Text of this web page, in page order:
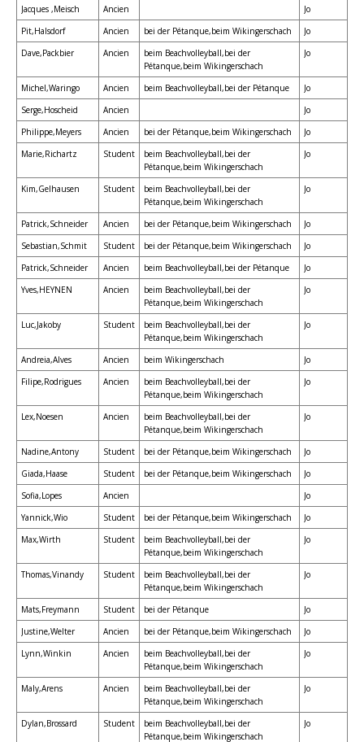
Jacques ,Meisch
Ancien
Jo
Pit,Halsdorf
Ancien bei der Pétanque,beim Wikingerschach
Jo
Dave,Packbier
Ancien
beim Beachvolleyball,bei der
Pétanque,beim Wikingerschach
Jo
Michel,Waringo Ancien beim Beachvolleyball,bei der Pétanque
Jo
Serge,Hoscheid
Ancien
Jo
Philippe,Meyers
Ancien bei der Pétanque,beim Wikingerschach
Jo
Marie,Richartz
Student
beim Beachvolleyball,bei der
Pétanque,beim Wikingerschach
Jo
Kim,Gelhausen Student
beim Beachvolleyball,bei der
Pétanque,beim Wikingerschach
Jo
Patrick,Schneider Ancien bei der Pétanque,beim Wikingerschach
Jo
Sebastian,Schmit
Student bei der Pétanque,beim Wikingerschach
Jo
Patrick,Schneider
Ancien beim Beachvolleyball,bei der Pétanque
Jo
Yves,HEYNEN
Ancien
beim Beachvolleyball,bei der
Pétanque,beim Wikingerschach
Jo
Luc,Jakoby Student
beim Beachvolleyball,bei der
Pétanque,beim Wikingerschach
Jo
Andreia,Alves Ancien beim Wikingerschach
Jo
Filipe,Rodrigues
Ancien
beim Beachvolleyball,bei der
Pétanque,beim Wikingerschach
Jo
Lex,Noesen Ancien
beim Beachvolleyball,bei der
Pétanque,beim Wikingerschach
Jo
Nadine,Antony Student bei der Pétanque,beim Wikingerschach
Jo
Giada,Haase
Student bei der Pétanque,beim Wikingerschach
Jo
Sofia,Lopes
Ancien
Jo
Yannick,Wio
Student bei der Pétanque,beim Wikingerschach
Jo
Max,Wirth
Student
beim Beachvolleyball,bei der
Pétanque,beim Wikingerschach
Jo
Thomas,Vinandy Student
beim Beachvolleyball,bei der
Pétanque,beim Wikingerschach
Jo
Mats,Freymann Student bei der Pétanque
Jo
Justine,Welter
Ancien bei der Pétanque,beim Wikingerschach
Jo
Lynn,Winkin
Ancien
beim Beachvolleyball,bei der
Pétanque,beim Wikingerschach
Jo
Maly,Arens Ancien
beim Beachvolleyball,bei der
Pétanque,beim Wikingerschach
Jo
Dylan,Brossard Student
beim Beachvolleyball,bei der
Pétanque,beim Wikingerschach
Jo